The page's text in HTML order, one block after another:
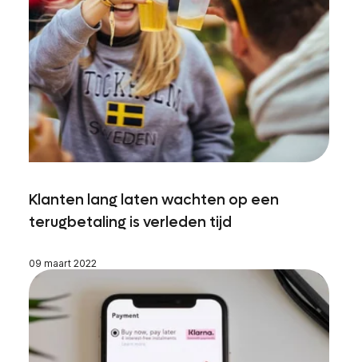
Klanten lang laten wachten op een
terugbetaling is verleden tijd
09 maart 2022